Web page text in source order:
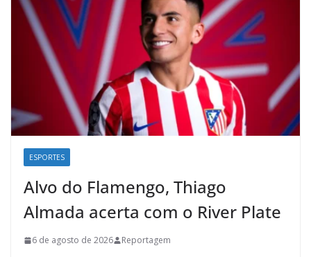
ESPORTES
Alvo do Flamengo, Thiago
Almada acerta com o River Plate
6 de agosto de 2026 Reportagem